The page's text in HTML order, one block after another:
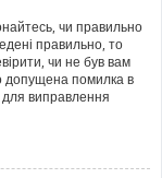
чи правильно
правильно, то
чи не був вам
допущена помилка в
для виправлення